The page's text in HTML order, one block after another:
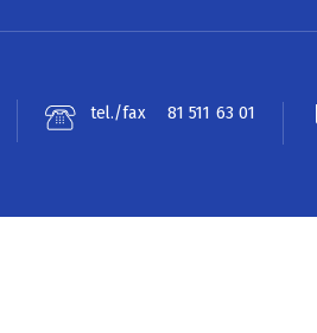
tel./fax 81 511 63 01